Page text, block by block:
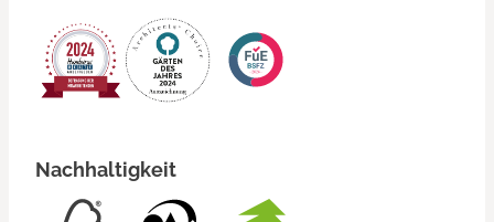
Nachhaltigkeit